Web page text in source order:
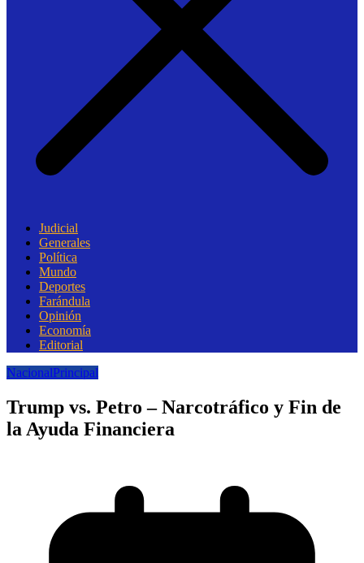
Judicial
Generales
Política
Mundo
Deportes
Farándula
Opinión
Economía
Editorial
NacionalPrincipal
Trump vs. Petro – Narcotráfico y Fin de
la Ayuda Financiera